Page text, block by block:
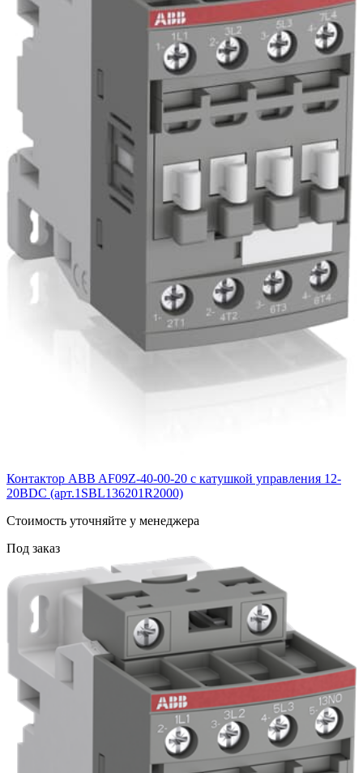
Контактор ABB AF09Z-40-00-20 с катушкой управления 12-
20BDC (арт.1SBL136201R2000)
Cтоимость уточняйте у менеджера
Под заказ